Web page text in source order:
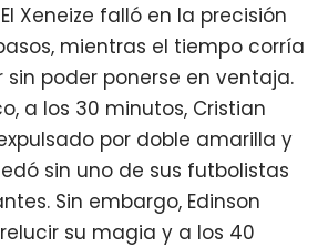
Xeneize falló en la precisión
mientras el tiempo corría
poder ponerse en ventaja.
a los 30 minutos, Cristian
por doble amarilla y
sin uno de sus futbolistas
Sin embargo, Edinson
su magia y a los 40